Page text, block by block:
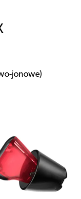
jonowe)